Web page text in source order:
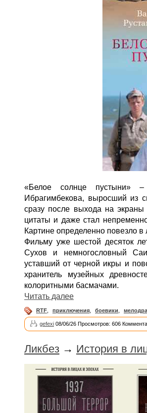
«Белое солнце пустыни»
Ибрагимбекова, выросший из
сразу после выхода на экраны
цитаты и даже стал
Картине определенно повезло в
Фильму уже шестой десяток
Сухов и немногословный
уставший от черной икры и
хранитель музейных
колоритными басмачами.
Читать далее
RTF приключения боевики
gefexi 08/06/26 Просмотров: 606
Ликбез → История в